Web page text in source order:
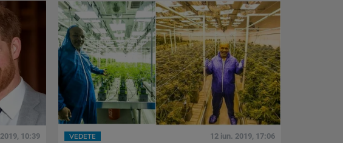
10:39 VEDETE 12 iun. 2019, 17:06